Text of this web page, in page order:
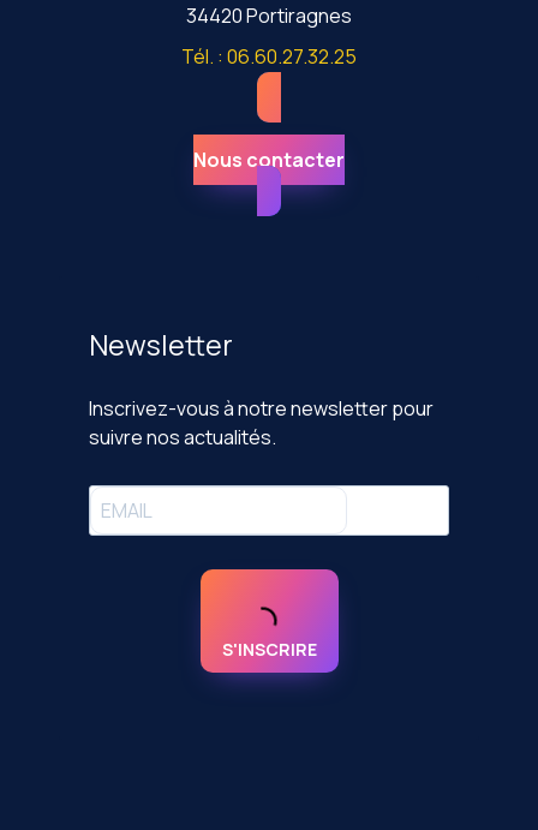
34420 Portiragnes
Tél. : 06.60.27.32.25
Nous contacter
Newsletter
Inscrivez-vous à notre newsletter pour
suivre nos actualités.
S'INSCRIRE